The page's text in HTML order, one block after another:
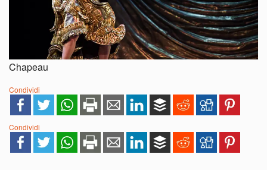
Chapeau
Condividi
Condividi